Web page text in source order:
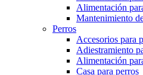
Alimentación
Mantenimiento
Perros
Accesorios para
Adiestramiento
Alimentación
Casa para perros